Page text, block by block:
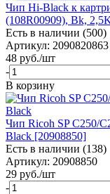
Чип Hi-Black к
(108R00909), Bk,
Есть в наличии (500)
Артикул: 2090820863
48 руб./шт
-
В корзину
Чип Ricoh SP C250/
Black [20908850]
Есть в наличии (138)
Артикул: 20908850
29 руб./шт
-